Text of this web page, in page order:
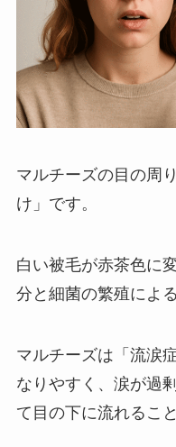
マルチーズの目の周
け」です。
白い被毛が赤茶色に
分と細菌の繁殖によ
マルチーズは「流涙
なりやすく、涙が過
て目の下に流れるこ